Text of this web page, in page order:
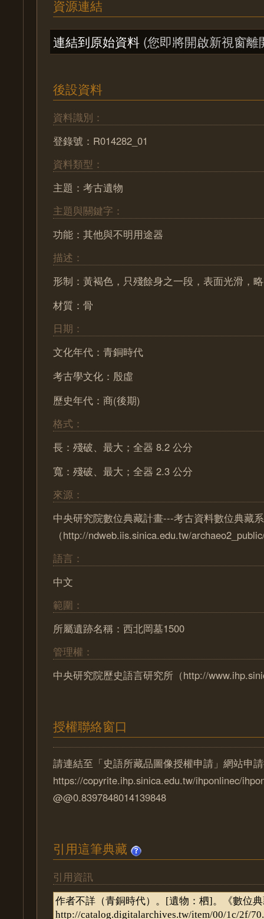
資源連結
連結到原始資料 (您即將開啟新視窗離
後設資料
資料識別：
登錄號：R014282_01
資料類型：
主題：考古遺物
主題與關鍵字：
功能：其他與不明用途器
描述：
形制：黃褐色，只殘餘身之一段，表面光滑，
材質：骨
日期：
文化年代：青銅時代
考古學文化：殷虛
歷史年代：商(後期)
格式：
長：殘破、最大；全器 8.2 公分
寬：殘破、最大；全器 2.3 公分
來源：
中央研究院數位典藏計畫---考古資料數位典藏
（http://ndweb.iis.sinica.edu.tw/
語言：
中文
範圍：
所屬遺跡名稱：西北岡墓1500
管理權：
中央研究院歷史語言研究所（http://
授權聯絡窗口
請連結至「史語所藏品圖像授權申請」網站申
https://copyrite.ihp.sinica.edu.tw/ihponlinec/
@@0.8397848014139848
引用這筆典藏
引用資訊